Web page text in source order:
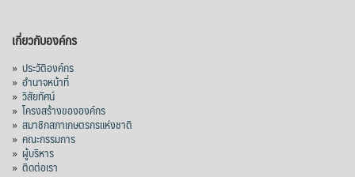
เกี่ยวกับองค์กร
» ประวัติองค์กร
» อำนาจหน้าที่
» วิสัยทัศน์
» โครงสร้างขององค์กร
» สมาชิกสภาเกษตรกรแห่งชาติ
» คณะกรรมการ
» ผู้บริหาร
» ติดต่อเรา